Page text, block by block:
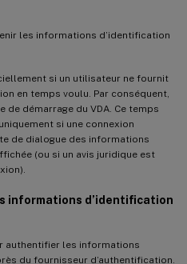
les informations d’identification
si un utilisateur ne fournit
en temps voulu. Par conséquent,
de démarrage du VDA. Ce temps
si une connexion
de dialogue des informations
(ou si un avis juridique est
informations d’identification
authentifier les informations
du fournisseur d’authentification.